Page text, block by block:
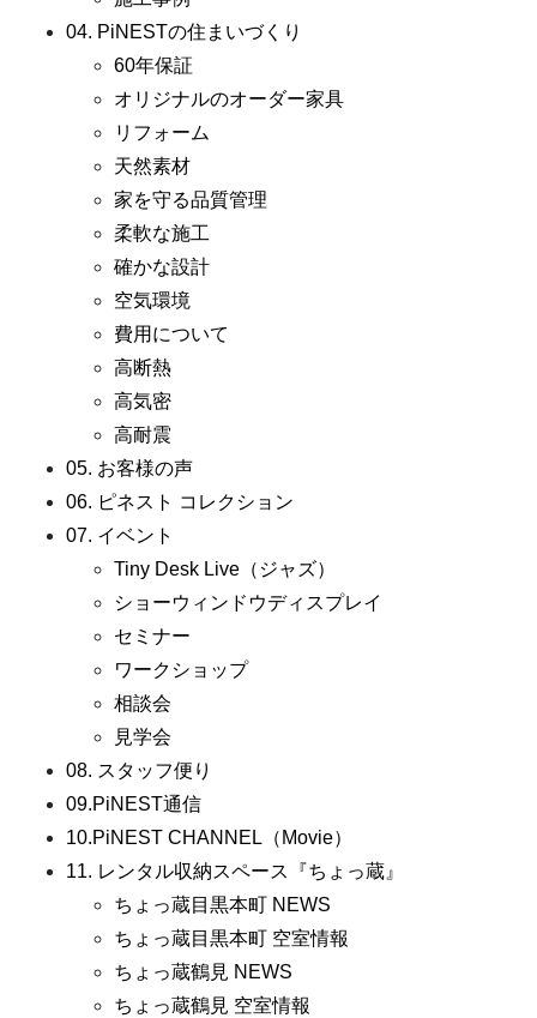
04. PiNESTの住まいづくり
60年保証
オリジナルのオーダー家具
リフォーム
天然素材
家を守る品質管理
柔軟な施工
確かな設計
空気環境
費用について
高断熱
高気密
高耐震
05. お客様の声
06. ピネスト コレクション
07. イベント
Tiny Desk Live（ジャズ）
ショーウィンドウディスプレイ
セミナー
ワークショップ
相談会
見学会
08. スタッフ便り
09.PiNEST通信
10.PiNEST CHANNEL（Movie）
11. レンタル収納スペース『ちょっ蔵』
ちょっ蔵目黒本町 NEWS
ちょっ蔵目黒本町 空室情報
ちょっ蔵鶴見 NEWS
ちょっ蔵鶴見 空室情報